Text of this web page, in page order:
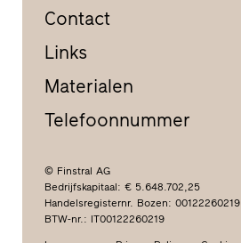
Contact
Links
Materialen
Telefoonnummer
© Finstral AG
Bedrijfskapitaal: € 5.648.702,25
Handelsregisternr. Bozen: 00122260219
BTW-nr.: IT00122260219